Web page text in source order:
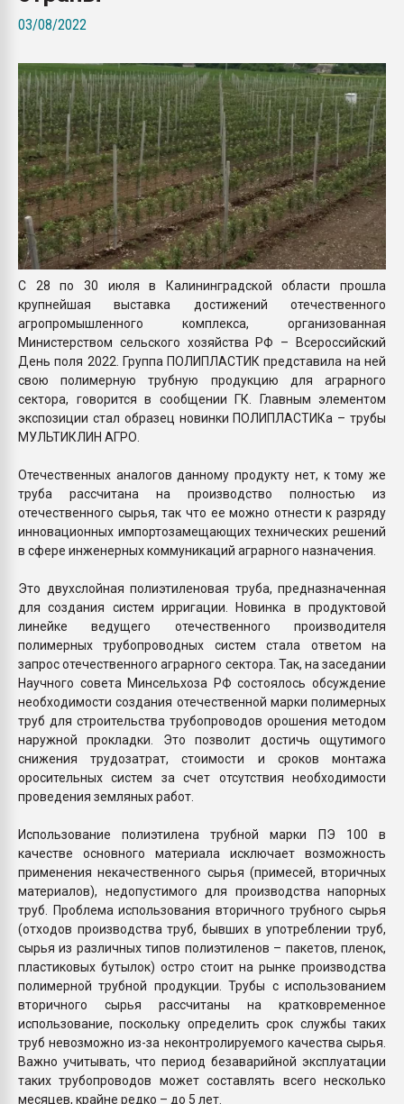
ПЕРЕЙТИ НА
03/08/2022
С 28 по 30 июля в Калининградской области прошла
крупнейшая выставка достижений отечественного
агропромышленного комплекса, организованная
Министерством сельского хозяйства РФ – Всероссийский
День поля 2022. Группа ПОЛИПЛАСТИК представила на ней
свою полимерную трубную продукцию для аграрного
сектора, говорится в сообщении ГК. Главным элементом
экспозиции стал образец новинки ПОЛИПЛАСТИКа – трубы
МУЛЬТИКЛИН АГРО.
Отечественных аналогов данному продукту нет, к тому же
труба рассчитана на производство полностью из
отечественного сырья, так что ее можно отнести к разряду
инновационных импортозамещающих технических решений
в сфере инженерных коммуникаций аграрного назначения.
Это двухслойная полиэтиленовая труба, предназначенная
для создания систем ирригации. Новинка в продуктовой
линейке ведущего отечественного производителя
полимерных трубопроводных систем стала ответом на
запрос отечественного аграрного сектора. Так, на заседании
Научного совета Минсельхоза РФ состоялось обсуждение
необходимости создания отечественной марки полимерных
труб для строительства трубопроводов орошения методом
наружной прокладки. Это позволит достичь ощутимого
снижения трудозатрат, стоимости и сроков монтажа
оросительных систем за счет отсутствия необходимости
проведения земляных работ.
Использование полиэтилена трубной марки ПЭ 100 в
качестве основного материала исключает возможность
применения некачественного сырья (примесей, вторичных
материалов), недопустимого для производства напорных
труб. Проблема использования вторичного трубного сырья
(отходов производства труб, бывших в употреблении труб,
сырья из различных типов полиэтиленов – пакетов, пленок,
пластиковых бутылок) остро стоит на рынке производства
полимерной трубной продукции. Трубы с использованием
вторичного сырья рассчитаны на кратковременное
использование, поскольку определить срок службы таких
труб невозможно из-за неконтролируемого качества сырья.
Важно учитывать, что период безаварийной эксплуатации
таких трубопроводов может составлять всего несколько
месяцев, крайне редко – до 5 лет.